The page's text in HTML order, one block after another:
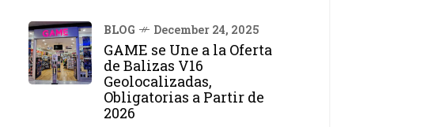
BLOG December 24, 2025
GAME se Une a la Oferta
de Balizas V16
Geolocalizadas,
Obligatorias a Partir de
2026